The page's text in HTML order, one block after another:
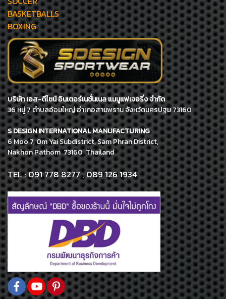
BASKETBALLS
BOXING
บริษัท เอส-ดีไซน์ อินเตอร์เนชั่นเนล แมนูแฟเจอริ่ง จำกัด
36 หมู่ 7 ตำบลอ้อมใหญ่ อำเภอสามพราน จังหวัดนครปฐม 73160
S DESIGN INTERNATIONAL MANUFACTURING
6 Moo 7, Om Yai Subdistrict, Sam Phran District,
Nakhon Pathom 73160 Thailand
TEL : 091 778 8277 , 089 126 1934